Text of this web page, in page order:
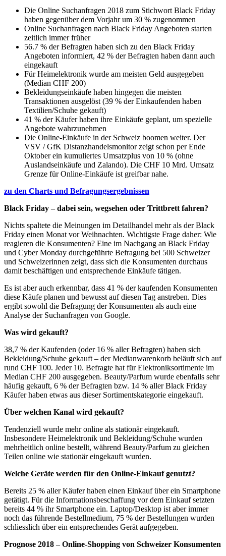
Die Online Suchanfragen 2018 zum Stichwort Black Friday
haben gegenüber dem Vorjahr um 30 % zugenommen
Online Suchanfragen nach Black Friday Angeboten starten
zeitlich immer früher
56.7 % der Befragten haben sich zu den Black Friday
Angeboten informiert, 42 % der Befragten haben dann auch
eingekauft
Für Heimelektronik wurde am meisten Geld ausgegeben
(Median CHF 200)
Bekleidungseinkäufe haben hingegen die meisten
Transaktionen ausgelöst (39 % der Einkaufenden haben
Textilien/Schuhe gekauft)
41 % der Käufer haben ihre Einkäufe geplant, um spezielle
Angebote wahrzunehmen
Die Online-Einkäufe in der Schweiz boomen weiter. Der
VSV / GfK Distanzhandelsmonitor zeigt schon per Ende
Oktober ein kumuliertes Umsatzplus von 10 % (ohne
Auslandseinkäufe und Zalando). Die CHF 10 Mrd. Umsatz
Grenze für Online-Einkäufe ist greifbar nahe.
zu den Charts und Befragungsergebnissen
Black Friday – dabei sein, wegsehen oder Trittbrett fahren?
Nichts spaltete die Meinungen im Detailhandel mehr als der Black
Friday einen Monat vor Weihnachten. Wichtigste Frage daher: Wie
reagieren die Konsumenten? Eine im Nachgang an Black Friday
und Cyber Monday durchgeführte Befragung bei 500 Schweizer
und Schweizerinnen zeigt, dass sich die Konsumenten durchaus
damit beschäftigen und entsprechende Einkäufe tätigen.
Es ist aber auch erkennbar, dass 41 % der kaufenden Konsumenten
diese Käufe planen und bewusst auf diesen Tag anstreben. Dies
ergibt sowohl die Befragung der Konsumenten als auch eine
Analyse der Suchanfragen von Google.
Was wird gekauft?
38,7 % der Kaufenden (oder 16 % aller Befragten) haben sich
Bekleidung/Schuhe gekauft – der Medianwarenkorb beläuft sich auf
rund CHF 100. Jeder 10. Befragte hat für Elektroniksortimente im
Median CHF 200 ausgegeben. Beauty/Parfum wurde ebenfalls sehr
häufig gekauft, 6 % der Befragten bzw. 14 % aller Black Friday
Käufer haben etwas aus dieser Sortimentskategorie eingekauft.
Über welchen Kanal wird gekauft?
Tendenziell wurde mehr online als stationär eingekauft.
Insbesondere Heimelektronik und Bekleidung/Schuhe wurden
mehrheitlich online bestellt, während Beauty/Parfum zu gleichen
Teilen online wie stationär eingekauft wurden.
Welche Geräte werden für den Online-Einkauf genutzt?
Bereits 25 % aller Käufer haben einen Einkauf über ein Smartphone
getätigt. Für die Informationsbeschaffung vor dem Einkauf setzten
bereits 44 % ihr Smartphone ein. Laptop/Desktop ist aber immer
noch das führende Bestellmedium, 75 % der Bestellungen wurden
schliesslich über ein entsprechendes Gerät aufgegeben.
Prognose 2018 – Online-Shopping von Schweizer Konsumenten